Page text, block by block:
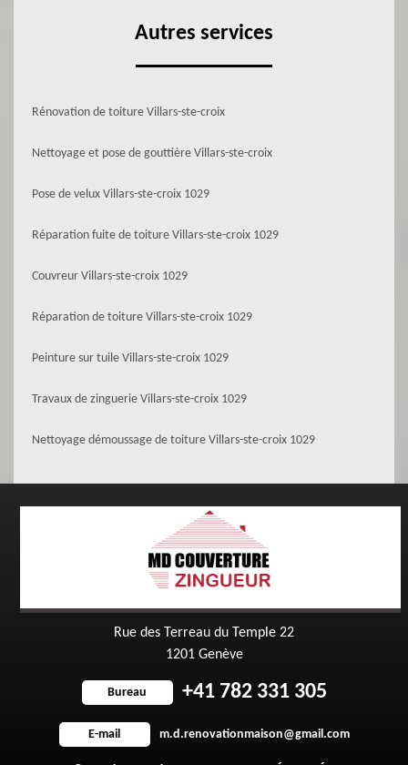
Autres services
Rénovation de toiture Villars-ste-croix
Nettoyage et pose de gouttière Villars-ste-croix
Pose de velux Villars-ste-croix 1029
Réparation fuite de toiture Villars-ste-croix 1029
Couvreur Villars-ste-croix 1029
Réparation de toiture Villars-ste-croix 1029
Peinture sur tuile Villars-ste-croix 1029
Travaux de zinguerie Villars-ste-croix 1029
Nettoyage démoussage de toiture Villars-ste-croix 1029
Rue des Terreau du Temple 22
1201 Genève
Bureau +41 782 331 305
E-mail m.d.renovationmaison@gmail.com